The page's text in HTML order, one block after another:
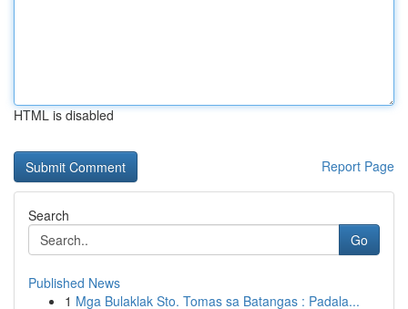
HTML is disabled
Report Page
Search
Go
Published News
1 Mga Bulaklak Sto. Tomas sa Batangas : Padala...